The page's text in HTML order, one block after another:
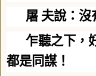
屠 夫說：沒
乍聽之下，
都是同謀！